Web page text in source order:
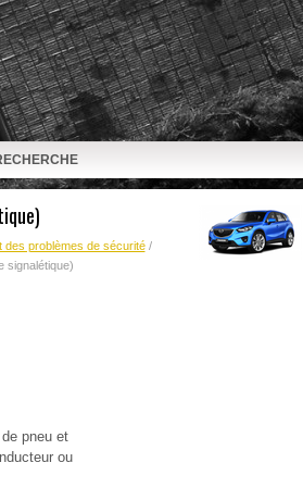
des problèmes de sécurité/
signalétique)
pneu et
ou